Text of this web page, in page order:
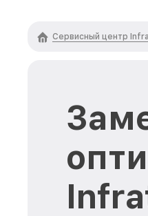
Сервисный центр